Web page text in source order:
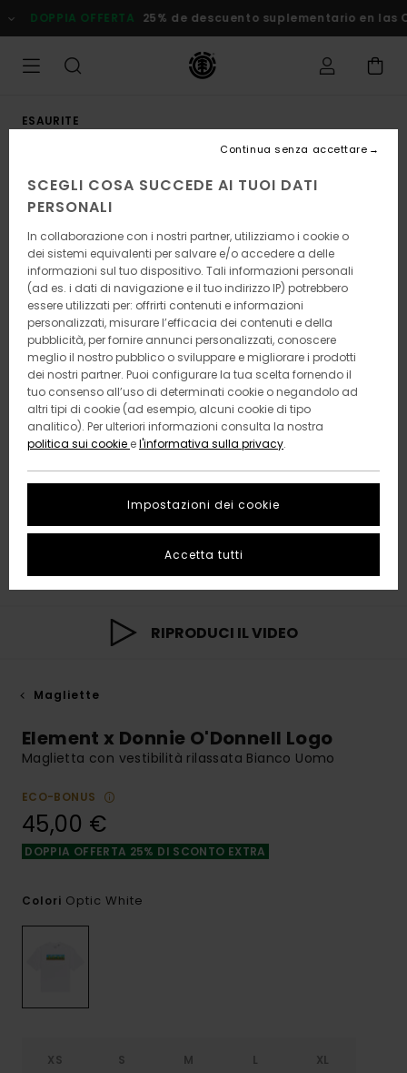
alle
informazioni
prodotto
DOPPIA OFFERTA 25% de descuento suplementario en las
ESAURITE
RIPRODUCI IL VIDEO
Magliette
Element x Donnie O'Donnell Logo
Maglietta con vestibilità rilassata Bianco Uomo
ECO-BONUS
45,00 €
DOPPIA OFFERTA 25% DI SCONTO EXTRA
Colori Optic White
XS S M L XL
SCEGLI COSA SUCCEDE AI TUOI DATI
PERSONALI
In collaborazione con i nostri partner, utilizziamo i cookie o
dei sistemi equivalenti per salvare e/o accedere a delle
informazioni sul tuo dispositivo. Tali informazioni personali
(ad es. i dati di navigazione e il tuo indirizzo IP) potrebbero
essere utilizzati per: offrirti contenuti e informazioni
personalizzati, misurare l’efficacia dei contenuti e della
pubblicità, per fornire annunci personalizzati, conoscere
meglio il nostro pubblico o sviluppare e migliorare i prodotti
dei nostri partner. Puoi configurare la tua scelta fornendo il
tuo consenso all’uso di determinati cookie o negandolo ad
altri tipi di cookie (ad esempio, alcuni cookie di tipo
analitico). Per ulteriori informazioni consulta la nostra
politica sui cookie el'informativa sulla privacy.
Impostazioni dei cookie
Continua senza accettare
Accetta tutti